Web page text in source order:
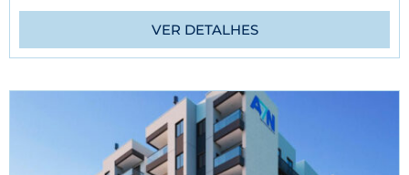
VER DETALHES